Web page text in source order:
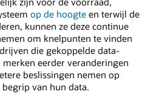
op de hoogte en terwijl de
kunnen ze deze continue
om knelpunten te vinden
die gekoppelde data-
eerder veranderingen
beslissingen nemen op
van hun data.